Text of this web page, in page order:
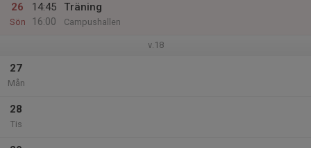
26
Sön
14:45
16:00
Träning
Campushallen
v.18
27
Mån
28
Tis